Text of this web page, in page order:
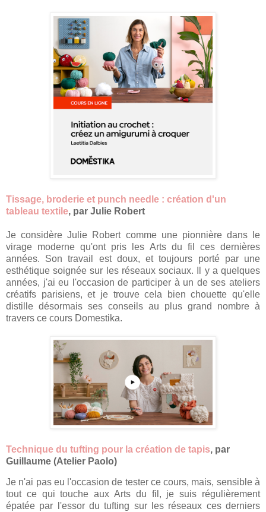
Tissage, broderie et punch needle : création d'un
tableau textile, par Julie Robert
Je considère Julie Robert comme une pionnière dans le
virage moderne qu'ont pris les Arts du fil ces dernières
années. Son travail est doux, et toujours porté par une
esthétique soignée sur les réseaux sociaux. Il y a quelques
années, j'ai eu l'occasion de participer à un de ses ateliers
créatifs parisiens, et je trouve cela bien chouette qu'elle
distille désormais ses conseils au plus grand nombre à
travers ce cours Domestika.
Technique du tufting pour la création de tapis, par
Guillaume (Atelier Paolo)
Je n'ai pas eu l'occasion de tester ce cours, mais, sensible à
tout ce qui touche aux Arts du fil, je suis régulièrement
épatée par l'essor du tufting sur les réseaux ces derniers